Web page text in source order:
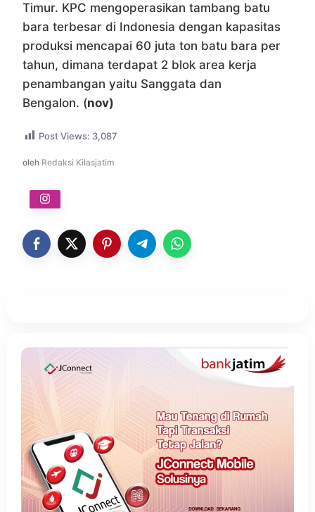
Timur. KPC mengoperasikan tambang batu
bara terbesar di Indonesia dengan kapasitas
produksi mencapai 60 juta ton batu bara per
tahun, dimana terdapat 2 blok area kerja
penambangan yaitu Sanggata dan
Bengalon. (nov)
Post Views: 3,087
oleh Redaksi Kilasjatim